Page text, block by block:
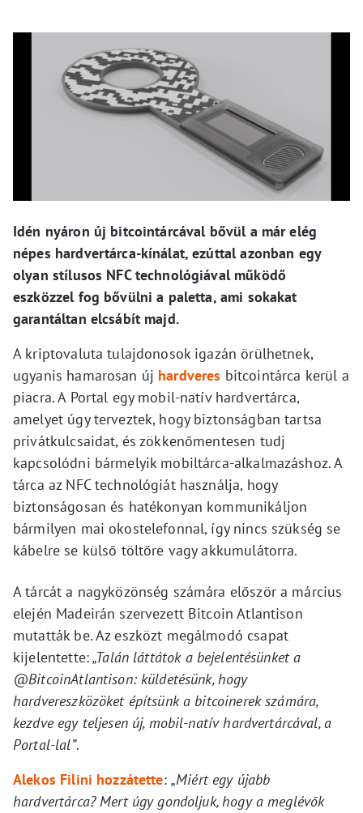
Idén nyáron új bitcointárcával bővül a már elég
népes hardvertárca-kínálat, ezúttal azonban egy
olyan stílusos NFC technológiával működő
eszközzel fog bővülni a paletta, ami sokakat
garantáltan elcsábít majd.
A kriptovaluta tulajdonosok igazán örülhetnek,
ugyanis hamarosan új hardveres bitcointárca kerül a
piacra. A Portal egy mobil-natív hardvertárca,
amelyet úgy terveztek, hogy biztonságban tartsa
privátkulcsaidat, és zökkenőmentesen tudj
kapcsolódni bármelyik mobiltárca-alkalmazáshoz. A
tárca az NFC technológiát használja, hogy
biztonságosan és hatékonyan kommunikáljon
bármilyen mai okostelefonnal, így nincs szükség se
kábelre se külső töltőre vagy akkumulátorra.
A tárcát a nagyközönség számára először a március
elején Madeirán szervezett Bitcoin Atlantison
mutatták be. Az eszközt megálmodó csapat
kijelentette:„Talán láttátok a bejelentésünket a
@BitcoinAtlantison: küldetésünk, hogy
hardvereszközöket építsünk a bitcoinerek számára,
kezdve egy teljesen új, mobil-natív hardvertárcával, a
Portal-lal”.
Alekos Filini hozzátette: „Miért egy újabb
hardvertárca? Mert úgy gondoljuk, hogy a meglévők